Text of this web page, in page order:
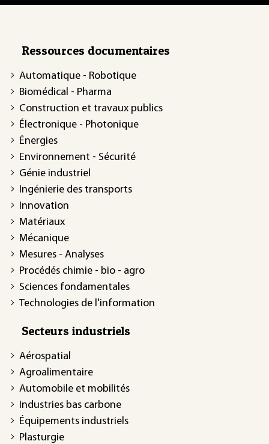
Ressources documentaires
Automatique - Robotique
Biomédical - Pharma
Construction et travaux publics
Électronique - Photonique
Énergies
Environnement - Sécurité
Génie industriel
Ingénierie des transports
Innovation
Matériaux
Mécanique
Mesures - Analyses
Procédés chimie - bio - agro
Sciences fondamentales
Technologies de l'information
Secteurs industriels
Aérospatial
Agroalimentaire
Automobile et mobilités
Industries bas carbone
Équipements industriels
Plasturgie